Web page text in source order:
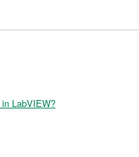
LabVIEW?